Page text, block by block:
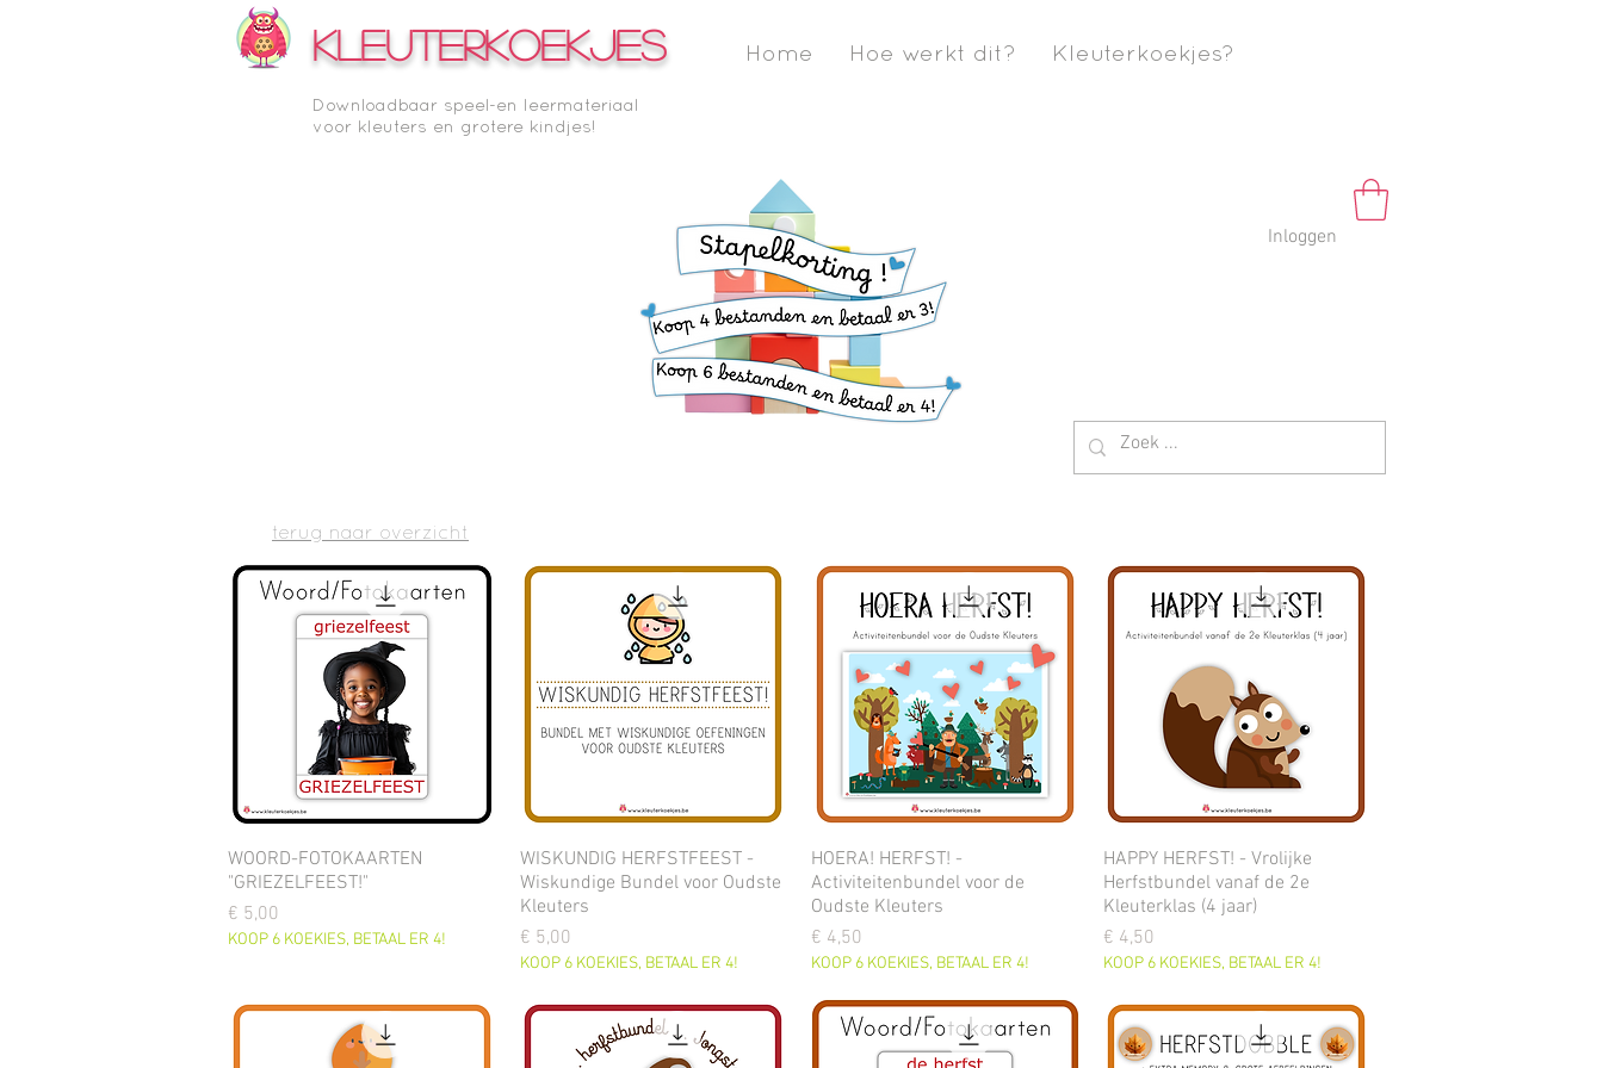
KLEUTERKOEKJES Home Hoe werkt dit? Kleuterkoekjes?
Downloadbaar speel-en leermateriaal
voor kleuters en grotere kindjes!
Inloggen
terug naar overzicht
WOORD-FOTOKAARTEN
"GRIEZELFEEST!"
Prijs
€ 5,00
KOOP 6 KOEKIES, BETAAL ER 4!
WISKUNDIG HERFSTFEEST -
Wiskundige Bundel voor Oudste
Kleuters
Prijs
€ 5,00
KOOP 6 KOEKIES, BETAAL ER 4!
HOERA! HERFST! -
Activiteitenbundel voor de
Oudste Kleuters
Prijs
€ 4,50
KOOP 6 KOEKIES, BETAAL ER 4!
HAPPY HERFST! - Vrolijke
Herfstbundel vanaf de 2e
Kleuterklas (4 jaar)
Prijs
€ 4,50
KOOP 6 KOEKIES, BETAAL ER 4!